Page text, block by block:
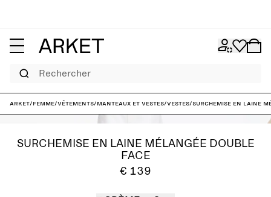
Rechercher
ARKET/Femme/Vêtements/Manteaux et vestes/Vestes/Surchemise en laine
SURCHEMISE EN LAINE MÉLANGÉE DOUBLE
FACE
€ 139